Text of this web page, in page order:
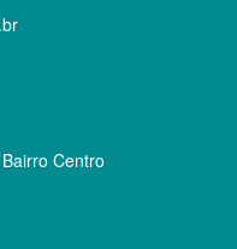
Centro